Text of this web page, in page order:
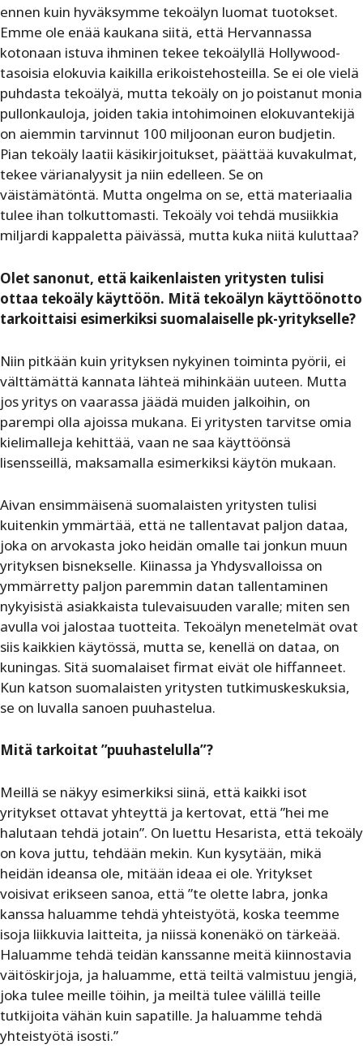
ennen kuin hyväksymme tekoälyn luomat tuotokset.
Emme ole enää kaukana siitä, että Hervannassa
kotonaan istuva ihminen tekee tekoälyllä Hollywood-
tasoisia elokuvia kaikilla erikoistehosteilla. Se ei ole vielä
puhdasta tekoälyä, mutta tekoäly on jo poistanut monia
pullonkauloja, joiden takia intohimoinen elokuvantekijä
on aiemmin tarvinnut 100 miljoonan euron budjetin.
Pian tekoäly laatii käsikirjoitukset, päättää kuvakulmat,
tekee värianalyysit ja niin edelleen. Se on
väistämätöntä. Mutta ongelma on se, että materiaalia
tulee ihan tolkuttomasti. Tekoäly voi tehdä musiikkia
miljardi kappaletta päivässä, mutta kuka niitä kuluttaa?
Olet sanonut, että kaikenlaisten yritysten tulisi
ottaa tekoäly käyttöön. Mitä tekoälyn käyttöönotto
tarkoittaisi esimerkiksi suomalaiselle pk-yritykselle?
Niin pitkään kuin yrityksen nykyinen toiminta pyörii, ei
välttämättä kannata lähteä mihinkään uuteen. Mutta
jos yritys on vaarassa jäädä muiden jalkoihin, on
parempi olla ajoissa mukana. Ei yritysten tarvitse omia
kielimalleja kehittää, vaan ne saa käyttöönsä
lisensseillä, maksamalla esimerkiksi käytön mukaan.
Aivan ensimmäisenä suomalaisten yritysten tulisi
kuitenkin ymmärtää, että ne tallentavat paljon dataa,
joka on arvokasta joko heidän omalle tai jonkun muun
yrityksen bisnekselle. Kiinassa ja Yhdysvalloissa on
ymmärretty paljon paremmin datan tallentaminen
nykyisistä asiakkaista tulevaisuuden varalle; miten sen
avulla voi jalostaa tuotteita. Tekoälyn menetelmät ovat
siis kaikkien käytössä, mutta se, kenellä on dataa, on
kuningas. Sitä suomalaiset firmat eivät ole hiffanneet.
Kun katson suomalaisten yritysten tutkimuskeskuksia,
se on luvalla sanoen puuhastelua.
Mitä tarkoitat ”puuhastelulla”?
Meillä se näkyy esimerkiksi siinä, että kaikki isot
yritykset ottavat yhteyttä ja kertovat, että ”hei me
halutaan tehdä jotain”. On luettu Hesarista, että tekoäly
on kova juttu, tehdään mekin. Kun kysytään, mikä
heidän ideansa ole, mitään ideaa ei ole. Yritykset
voisivat erikseen sanoa, että ”te olette labra, jonka
kanssa haluamme tehdä yhteistyötä, koska teemme
isoja liikkuvia laitteita, ja niissä konenäkö on tärkeää.
Haluamme tehdä teidän kanssanne meitä kiinnostavia
väitöskirjoja, ja haluamme, että teiltä valmistuu jengiä,
joka tulee meille töihin, ja meiltä tulee välillä teille
tutkijoita vähän kuin sapatille. Ja haluamme tehdä
yhteistyötä isosti.”